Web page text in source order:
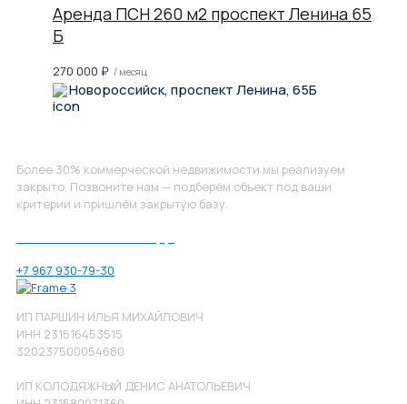
Аренда ПСН 260 м2 проспект Ленина 65
Б
270 000 ₽ / месяц
Новороссийск, проспект Ленина, 65Б
Более 30% коммерческой недвижимости мы реализуем
закрыто. Позвоните нам — подберём объект под ваши
критерии и пришлём закрытую базу.
+7 967 930-79-30
ИП ПАРШИН ИЛЬЯ МИХАЙЛОВИЧ
ИНН 231516453515
320237500054680
ИП КОЛОДЯЖНЫЙ ДЕНИС АНАТОЛЬЕВИЧ